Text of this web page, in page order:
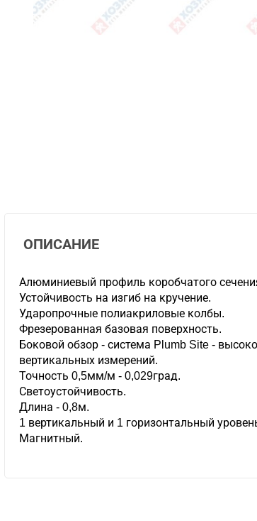
ОПИСАНИЕ
Алюминиевый профиль коробчатого
Устойчивость на изгиб на кручение.
Ударопрочные полиакриловые колбы.
Фрезерованная базовая поверхность.
Боковой обзор - система Plumb Site -
вертикальных измерений.
Точность 0,5мм/м - 0,029град.
Светоустойчивость.
Длина - 0,8м.
1 вертикальный и 1 горизонтальный
Магнитный.